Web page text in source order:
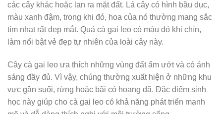
các cây khác hoặc lan ra mặt đất. Lá cây có hình bầu dục,
màu xanh đậm, trong khi đó, hoa của nó thường mang sắc
tím nhạt rất đẹp mắt. Quả cà gai leo có màu đỏ khi chín,
làm nổi bật vẻ đẹp tự nhiên của loài cây này.
Cây cà gai leo ưa thích những vùng đất ẩm ướt và có ánh
sáng đầy đủ. Vì vậy, chúng thường xuất hiện ở những khu
vực gần suối, rừng hoặc bãi cỏ hoang dã. Đặc điểm sinh
học này giúp cho cà gai leo có khả năng phát triển mạnh